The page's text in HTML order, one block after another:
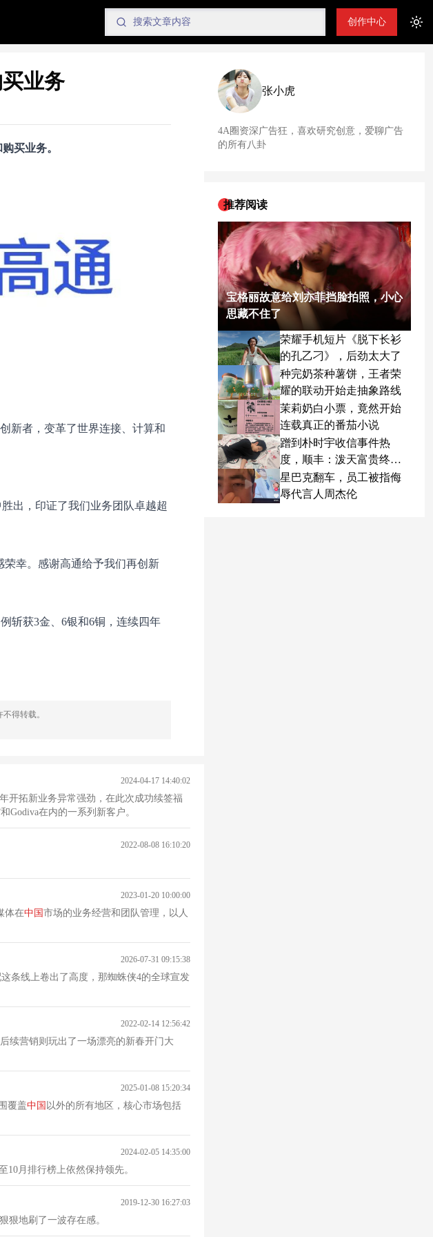
创作中心
业务
买业务。
新者，变革了世界连接、计算和
出，印证了我们业务团队卓越超
幸。感谢高通给予我们再创新
斩获3金、6银和6铜，连续四年
得转载。
2024-04-17 14:40:02
开拓新业务异常强劲，在此次成功续签福
Godiva在内的一系列新客户。
2022-08-08 16:10:20
2023-01-20 10:00:00
体在中国 市场的业务经营和团队管理，以人
2026-07-31 09:15:38
条线上卷出了高度，那蜘蛛侠4的全球宣发
2022-02-14 12:56:42
续营销则玩出了一场漂亮的新春开门大
2025-01-08 15:20:34
覆盖中国 以外的所有地区，核心市场包括
2024-02-05 14:35:00
10月排行榜上依然保持领先。
2019-12-30 16:27:03
狠地刷了一波存在感。
张小虎
4A圈资深广告狂，喜欢研究创意，爱聊广告
的所有八卦
推荐阅读
宝格丽故意给刘亦菲挡脸拍照，小心
思藏不住了
荣耀手机短片《脱下长衫
的孔乙刁》，后劲太大了
种完奶茶种薯饼，王者荣
耀的联动开始走抽象路线
茉莉奶白小票，竟然开始
连载真正的番茄小说
蹭到朴时宇收信事件热
度，顺丰：泼天富贵终于
轮到我了
星巴克翻车，员工被指侮
辱代言人周杰伦